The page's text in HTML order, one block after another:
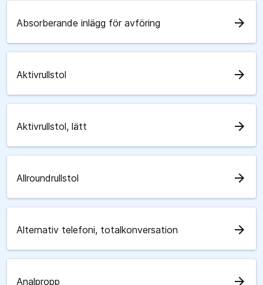
Absorberande inlägg för avföring arrow_forward
Aktivrullstol arrow_forward
Aktivrullstol, lätt arrow_forward
Allroundrullstol arrow_forward
Alternativ telefoni, totalkonversation arrow_forward
Analpropp arrow_forward